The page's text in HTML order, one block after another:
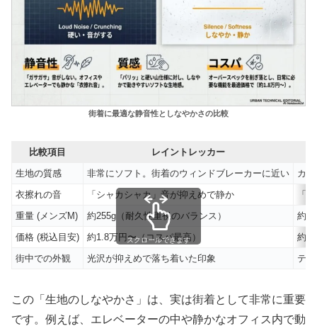
街着に最適な静音性としなやかさの比較
比較項目
レイントレッカー
生地の質感
非常にソフト。街着のウィンドブレーカーに近い
カ
衣擦れの音
「シャカシャカ」音が抑えめで静か
「
重量 (メンズM)
約255g（耐久性重視のバランス）
約
価格 (税込目安)
約1.8万円〜（コスパ最高）
約
街中での外観
光沢が抑えめで落ち着いた印象 テ
スクロールできます
この「生地のしなやかさ」は、実は街着として非常に重要
です。例えば、エレベーターの中や静かなオフィス内で動